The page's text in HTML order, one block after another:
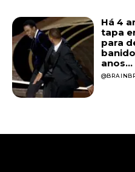
Há 4
tapa
para
anos...